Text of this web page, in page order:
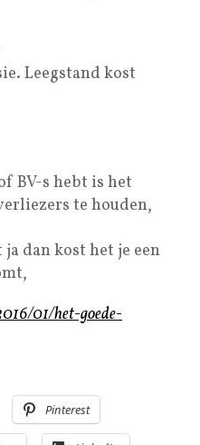
Leegstand kost
BV-s hebt is het
te houden,
dan kost het je een
01/het-goede-
Pinterest